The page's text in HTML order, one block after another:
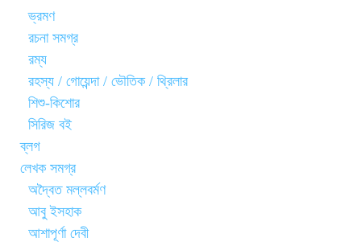
ভ্রমণ
রচনা সমগ্র
রম্য
রহস্য / গোয়েন্দা / ভৌতিক / থ্রিলার
শিশু-কিশোর
সিরিজ বই
ব্লগ
লেখক সমগ্র
অদ্বৈত মল্লবর্মণ
আবু ইসহাক
আশাপূর্ণা দেবী